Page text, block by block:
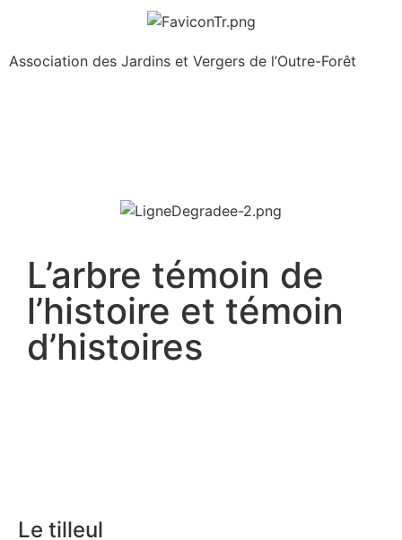
Association des Jardins et Vergers de l’Outre-Forêt
L’arbre témoin de
l’histoire et témoin
d’histoires
Le tilleul